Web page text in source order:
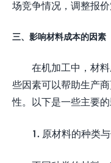
场竞争情况，调整报价
三、影响材料成本的因素
在机加工中，材
些因素可以帮助生产
性。以下是一些主要的
1. 原材料的种类